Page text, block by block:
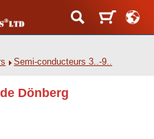
Semi-conducteurs 3..-9..
Dönberg